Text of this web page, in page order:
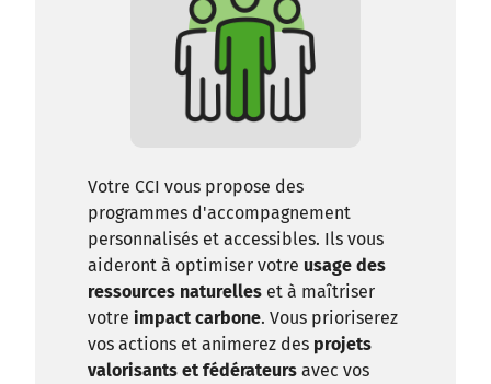
Votre CCI vous propose des
programmes d'accompagnement
personnalisés et accessibles. Ils vous
aideront à optimiser votre usage des
ressources naturelles et à maîtriser
votre impact carbone. Vous prioriserez
vos actions et animerez des projets
valorisants et fédérateurs avec vos